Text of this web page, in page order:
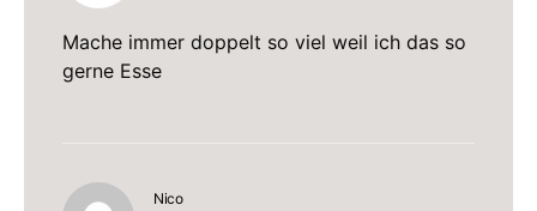
Mache immer doppelt so viel weil ich das so
gerne Esse
Nicosagt: